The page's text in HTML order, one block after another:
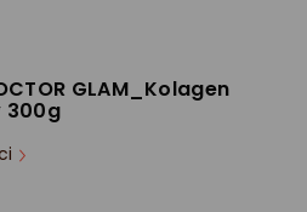
GLAM_Kolagen
300g